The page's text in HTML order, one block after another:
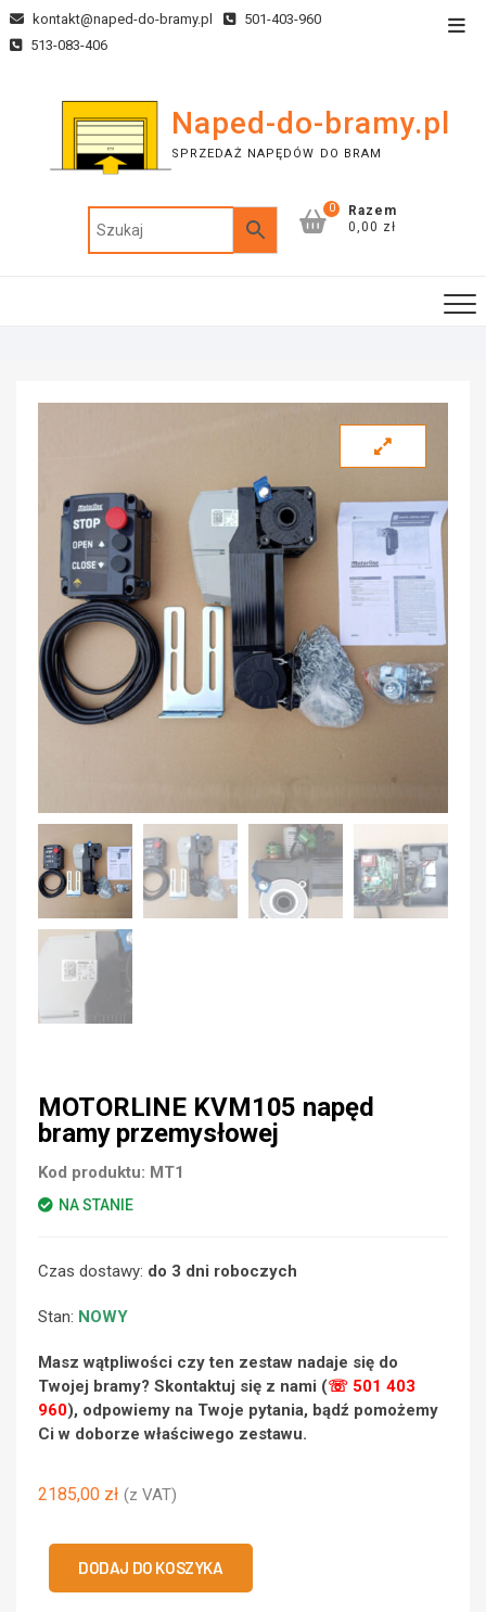
kontakt@naped-do-bramy.pl
501-403-960
513-083-406
Naped-do-bramy.pl
SPRZEDAŻ NAPĘDÓW DO BRAM
0
Razem
0,00 zł
MOTORLINE KVM105 napęd
bramy przemysłowej
Kod produktu: MT1
NA STANIE
Czas dostawy: do 3 dni roboczych
Stan: NOWY
Masz wątpliwości czy ten zestaw nadaje się do
Twojej bramy? Skontaktuj się z nami (☏ 501 403
960), odpowiemy na Twoje pytania, bądź pomożemy
Ci w doborze właściwego zestawu.
2185,00 zł (z VAT)
DODAJ DO KOSZYKA